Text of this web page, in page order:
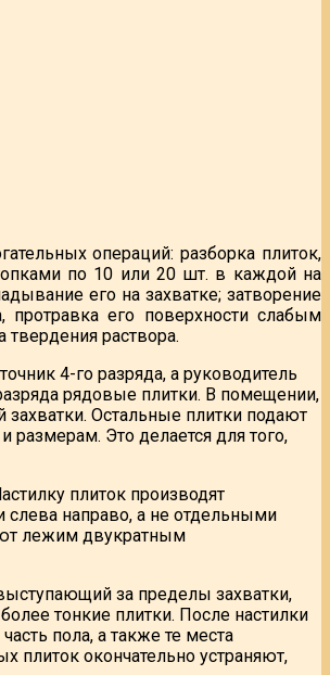
операций: разборка плиток,
по 10 или 20 шт. в каждой на
его на захватке; затворение
его поверхности слабым
раствора.
4-го разряда, а руководитель
рядовые плитки. В помещении,
захватки. Остальные плитки подают
размерам. Это делается для того,
плиток производят
слева направо, а не отдельными
лежим двукратным
за пределы захватки,
тонкие плитки. После настилки
пола, а также те места
плиток окончательно устраняют,